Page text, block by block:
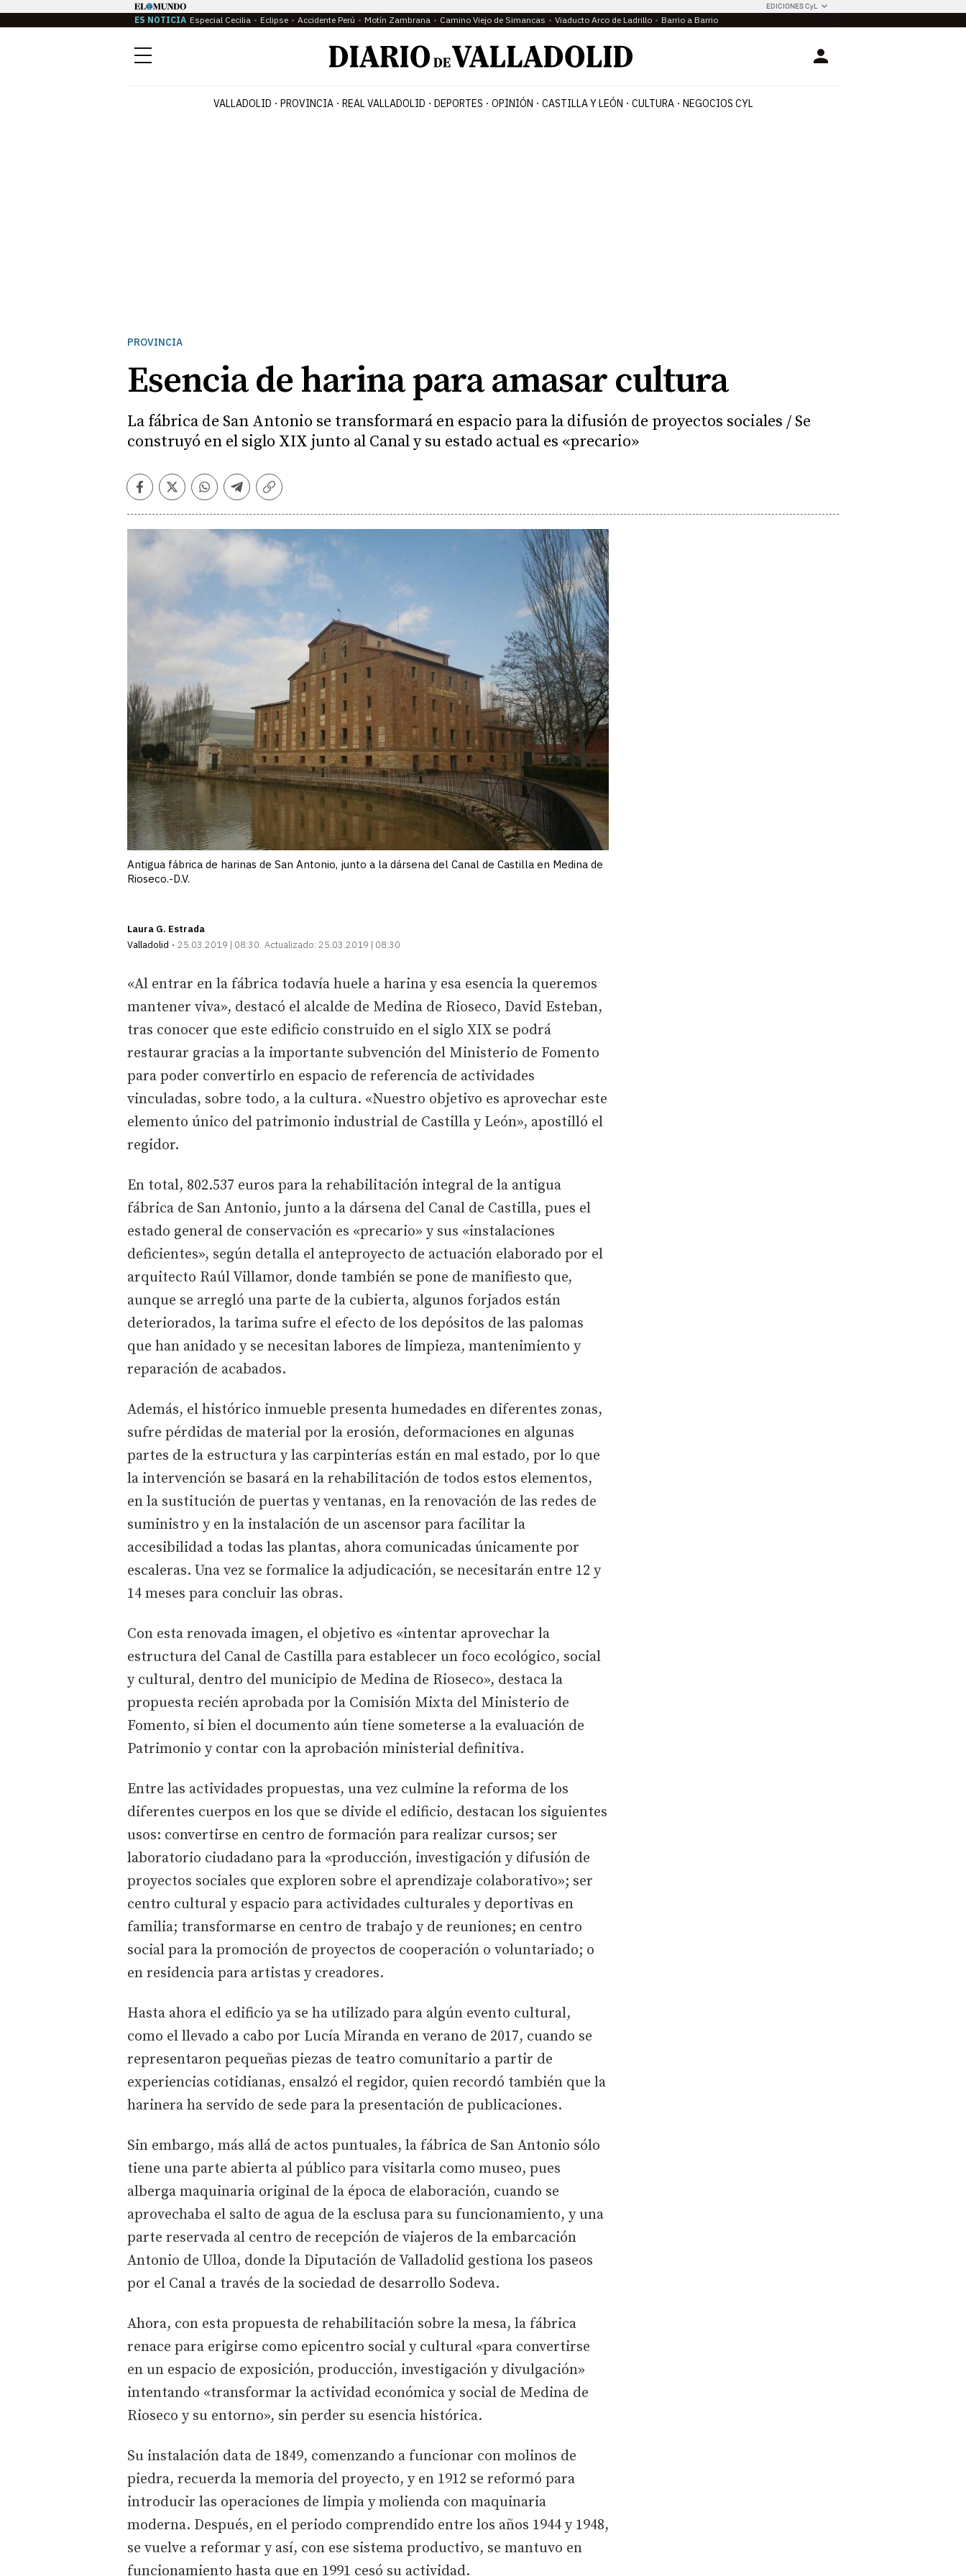
EDICIONES CyL
ES NOTICIA Especial Cecilia Eclipse Accidente Perú Motín Zambrana Camino Viejo de Simancas Viaducto Arco de Ladrillo Barrio a Barrio
Menú Login
VALLADOLID PROVINCIA REAL VALLADOLID DEPORTES OPINIÓN CASTILLA Y LEÓN CULTURA NEGOCIOS CYL
PROVINCIA
Esencia de harina para amasar cultura
La fábrica de San Antonio se transformará en espacio para la difusión de proyectos sociales / Se
construyó en el siglo XIX junto al Canal y su estado actual es «precario»
Facebook
TwitterWhatsapp
Telegram
Copiar
Antigua fábrica de harinas de San Antonio, junto a la dársena del Canal de Castilla en Medina de
Rioseco.-D.V.
Laura G. Estrada
Valladolid
25.03.2019 | 08:30 Actualizado: 25.03.2019 | 08:30
«Al entrar en la fábrica todavía huele a harina y esa esencia la queremos
mantener viva», destacó el alcalde de Medina de Rioseco, David Esteban,
tras conocer que este edificio construido en el siglo XIX se podrá
restaurar gracias a la importante subvención del Ministerio de Fomento
para poder convertirlo en espacio de referencia de actividades
vinculadas, sobre todo, a la cultura. «Nuestro objetivo es aprovechar este
elemento único del patrimonio industrial de Castilla y León», apostilló el
regidor.
En total, 802.537 euros para la rehabilitación integral de la antigua
fábrica de San Antonio, junto a la dársena del Canal de Castilla, pues el
estado general de conservación es «precario» y sus «instalaciones
deficientes», según detalla el anteproyecto de actuación elaborado por el
arquitecto Raúl Villamor, donde también se pone de manifiesto que,
aunque se arregló una parte de la cubierta, algunos forjados están
deteriorados, la tarima sufre el efecto de los depósitos de las palomas
que han anidado y se necesitan labores de limpieza, mantenimiento y
reparación de acabados.
Además, el histórico inmueble presenta humedades en diferentes zonas,
sufre pérdidas de material por la erosión, deformaciones en algunas
partes de la estructura y las carpinterías están en mal estado, por lo que
la intervención se basará en la rehabilitación de todos estos elementos,
en la sustitución de puertas y ventanas, en la renovación de las redes de
suministro y en la instalación de un ascensor para facilitar la
accesibilidad a todas las plantas, ahora comunicadas únicamente por
escaleras. Una vez se formalice la adjudicación, se necesitarán entre 12 y
14 meses para concluir las obras.
Con esta renovada imagen, el objetivo es «intentar aprovechar la
estructura del Canal de Castilla para establecer un foco ecológico, social
y cultural, dentro del municipio de Medina de Rioseco», destaca la
propuesta recién aprobada por la Comisión Mixta del Ministerio de
Fomento, si bien el documento aún tiene someterse a la evaluación de
Patrimonio y contar con la aprobación ministerial definitiva.
Entre las actividades propuestas, una vez culmine la reforma de los
diferentes cuerpos en los que se divide el edificio, destacan los siguientes
usos: convertirse en centro de formación para realizar cursos; ser
laboratorio ciudadano para la «producción, investigación y difusión de
proyectos sociales que exploren sobre el aprendizaje colaborativo»; ser
centro cultural y espacio para actividades culturales y deportivas en
familia; transformarse en centro de trabajo y de reuniones; en centro
social para la promoción de proyectos de cooperación o voluntariado; o
en residencia para artistas y creadores.
Hasta ahora el edificio ya se ha utilizado para algún evento cultural,
como el llevado a cabo por Lucía Miranda en verano de 2017, cuando se
representaron pequeñas piezas de teatro comunitario a partir de
experiencias cotidianas, ensalzó el regidor, quien recordó también que la
harinera ha servido de sede para la presentación de publicaciones.
Sin embargo, más allá de actos puntuales, la fábrica de San Antonio sólo
tiene una parte abierta al público para visitarla como museo, pues
alberga maquinaria original de la época de elaboración, cuando se
aprovechaba el salto de agua de la esclusa para su funcionamiento, y una
parte reservada al centro de recepción de viajeros de la embarcación
Antonio de Ulloa, donde la Diputación de Valladolid gestiona los paseos
por el Canal a través de la sociedad de desarrollo Sodeva.
Ahora, con esta propuesta de rehabilitación sobre la mesa, la fábrica
renace para erigirse como epicentro social y cultural «para convertirse
en un espacio de exposición, producción, investigación y divulgación»
intentando «transformar la actividad económica y social de Medina de
Rioseco y su entorno», sin perder su esencia histórica.
Su instalación data de 1849, comenzando a funcionar con molinos de
piedra, recuerda la memoria del proyecto, y en 1912 se reformó para
introducir las operaciones de limpia y molienda con maquinaria
moderna. Después, en el periodo comprendido entre los años 1944 y 1948,
se vuelve a reformar y así, con ese sistema productivo, se mantuvo en
funcionamiento hasta que en 1991 cesó su actividad.